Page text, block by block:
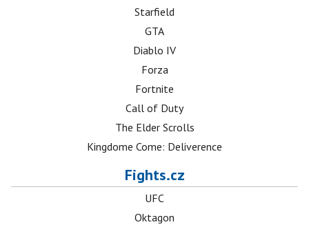
Starfield
GTA
Diablo IV
Forza
Fortnite
Call of Duty
The Elder Scrolls
Kingdome Come: Deliverence
Fights.cz
UFC
Oktagon